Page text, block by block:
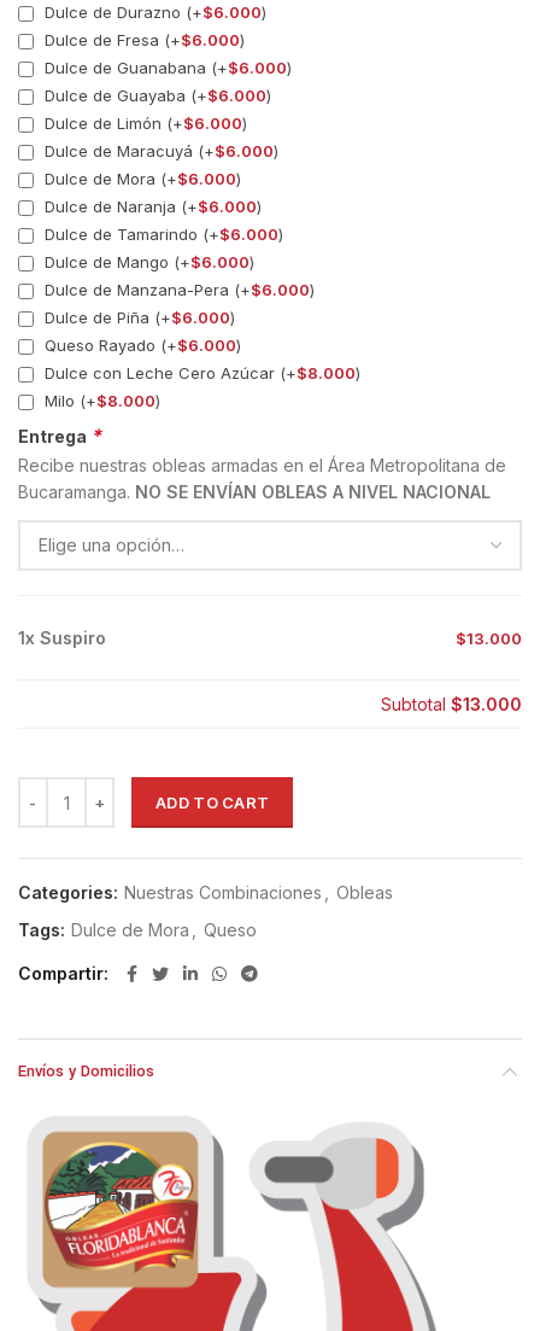
Dulce de Durazno (+$6.000)
Dulce de Fresa (+$6.000)
Dulce de Guanabana (+$6.000)
Dulce de Guayaba (+$6.000)
Dulce de Limón (+$6.000)
Dulce de Maracuyá (+$6.000)
Dulce de Mora (+$6.000)
Dulce de Naranja (+$6.000)
Dulce de Tamarindo (+$6.000)
Dulce de Mango (+$6.000)
Dulce de Manzana-Pera (+$6.000)
Dulce de Piña (+$6.000)
Queso Rayado (+$6.000)
Dulce con Leche Cero Azúcar (+$8.000)
Milo (+$8.000)
Entrega *
Recibe nuestras obleas armadas en el Área Metropolitana de
Bucaramanga. NO SE ENVÍAN OBLEAS A NIVEL NACIONAL
1x Suspiro $13.000
Subtotal $13.000
ADD TO CART
Categories: Nuestras Combinaciones
Obleas
Tags: Dulce de Mora Queso
Compartir
Envíos y Domicilios